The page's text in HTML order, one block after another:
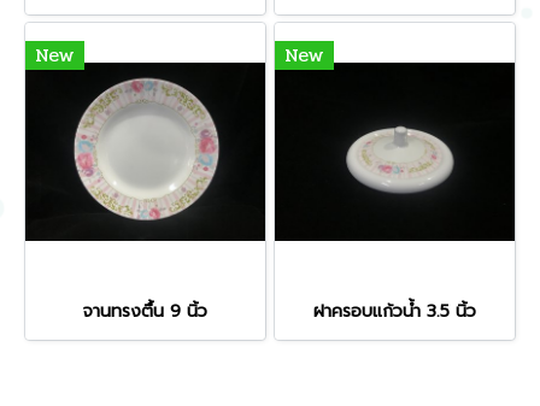
New
จานทรงตื้น 9 นิ้ว
New
ฝาครอบแก้วน้ำ 3.5 นิ้ว